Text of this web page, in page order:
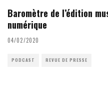
Baromètre de l’édition
numérique
04/02/2020
PODCAST REVUE DE PRESSE